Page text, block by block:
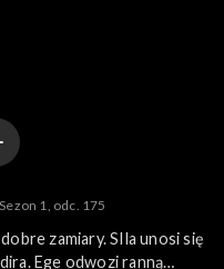
Sezon 1, odc. 175
zamiary. SIla unosi się
Ege odwozi ranną